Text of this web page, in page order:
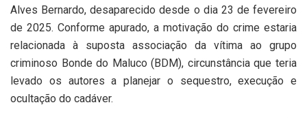
Alves Bernardo, desaparecido desde o dia 23 de fevereiro
de 2025. Conforme apurado, a motivação do crime estaria
relacionada à suposta associação da vítima ao grupo
criminoso Bonde do Maluco (BDM), circunstância que teria
levado os autores a planejar o sequestro, execução e
ocultação do cadáver.